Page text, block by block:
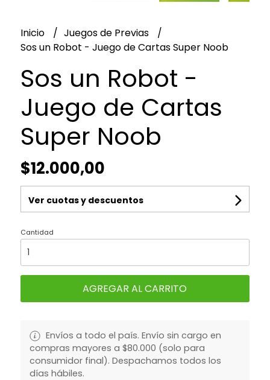
Inicio
Juegos de Previas
Sos un Robot - Juego de Cartas Super Noob
Sos un Robot -
Juego de Cartas
Super Noob
$12.000,00
Ver cuotas y descuentos
Cantidad
AGREGAR AL CARRITO
Envíos a todo el país. Envío sin cargo en
compras mayores a $80.000 (solo para
consumidor final). Despachamos todos los
días hábiles.